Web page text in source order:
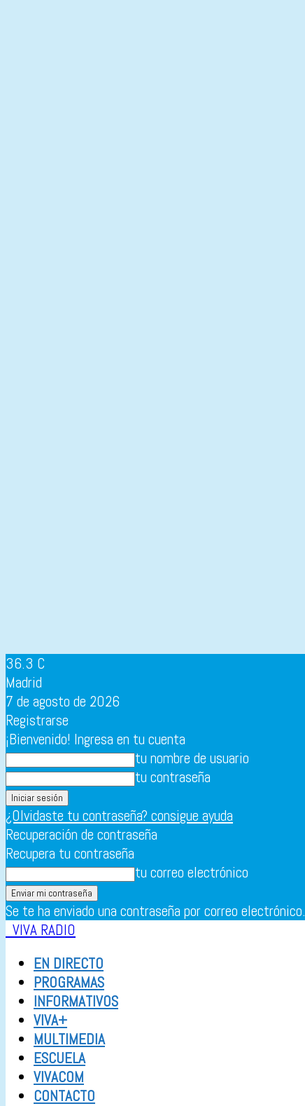
36.3 C
Madrid
7 de agosto de 2026
Registrarse
¡Bienvenido! Ingresa en tu cuenta
tu nombre de usuario
tu contraseña
¿Olvidaste tu contraseña? consigue ayuda
Recuperación de contraseña
Recupera tu contraseña
tu correo electrónico
Se te ha enviado una contraseña por correo electrónico.
VIVA RADIO
EN DIRECTO
PROGRAMAS
INFORMATIVOS
VIVA+
MULTIMEDIA
ESCUELA
VIVACOM
CONTACTO